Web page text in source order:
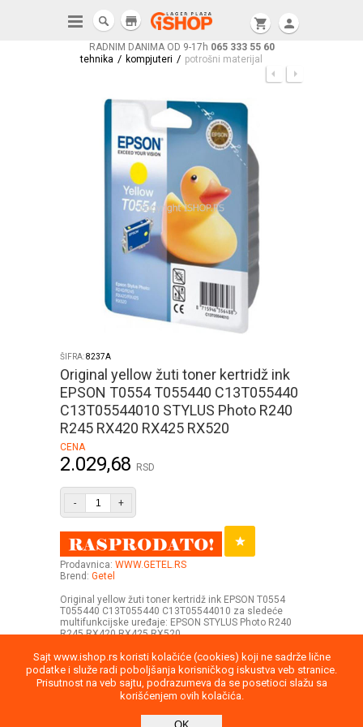
Sajt www.ishop.rs koristi kolačiće (cookies) koji ne sadrže lične
podatke i služe radi poboljšanja korisničkog iskustva veb stranice.
Prisutnost na veb sajtu, podrazumeva da se posetioci slažu sa
korišćenjem ovih kolačića.
RADNIM DANIMA OD 9-17h 065 333 55 60
shopping_cart person
store
tehnika / kompjuteri / potrošni materijal
ŠIFRA:8237A
Original yellow žuti toner kertridž ink
EPSON T0554 T055440 C13T055440
C13T05544010 STYLUS Photo R240
R245 RX420 RX425 RX520
CENA
2.029,68 RSD
- +
Prodavnica: WWW.GETEL.RS
Brend: Getel
Original yellow žuti toner kertridž ink EPSON T0554
T055440 C13T055440 C13T05544010 za sledeće
multifunkcijske uređaje: EPSON STYLUS Photo R240
R245 RX420 RX425 RX520